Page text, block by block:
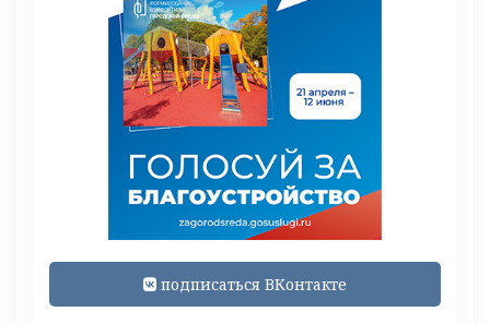
подписаться ВКонтакте